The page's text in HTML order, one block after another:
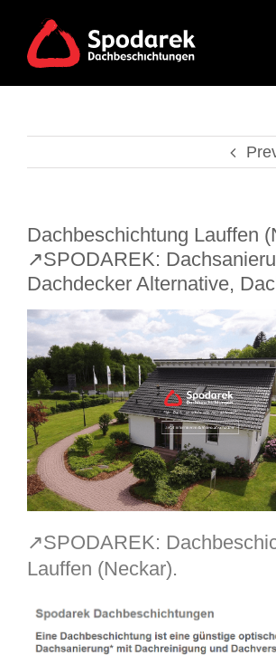
content
Dachbeschichtung Lauffen
↗️SPODAREK:
Dachdecker Alternative,
↗️SPODAREK:
Lauffen (Neckar).